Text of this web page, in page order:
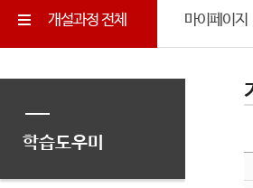
개설과정 전체 마이페이지
학습도우미